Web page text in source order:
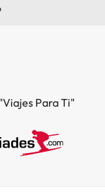
Para Ti"